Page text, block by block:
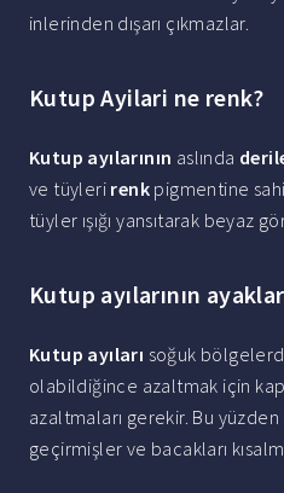
inlerinden dışarı çıkmazlar.
Kutup Ayilari ne renk?
Kutup ayılarının aslında
ve tüyleri renk pigmentine
tüyler ışığı yansıtarak beyaz
Kutup ayılarının
Kutup ayıları soğuk
olabildiğince azaltmak için
azaltmaları gerekir. Bu
geçirmişler ve bacakları